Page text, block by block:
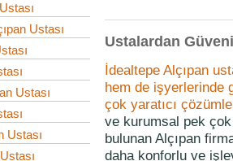
Ustası
Ustası
Ustası
Ustalardan
İdealtepe Alçıpan
hem de işyerlerinde
çok yaratıcı
ve kurumsal pek çok
bulunan Alçıpan
daha konforlu ve